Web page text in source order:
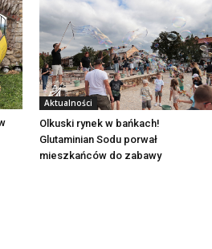
Aktualności
Olkuski rynek w bańkach!
Glutaminian Sodu porwał
mieszkańców do zabawy